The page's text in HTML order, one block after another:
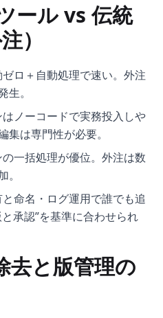
ール vs 伝統
）
ロ＋自動処理で速い。外注
。
ノーコードで実務投入しや
は専門性が必要。
一括処理が優位。外注は数
命名・ログ運用で誰でも追
承認”を基準に合わせられ
去と版管理の